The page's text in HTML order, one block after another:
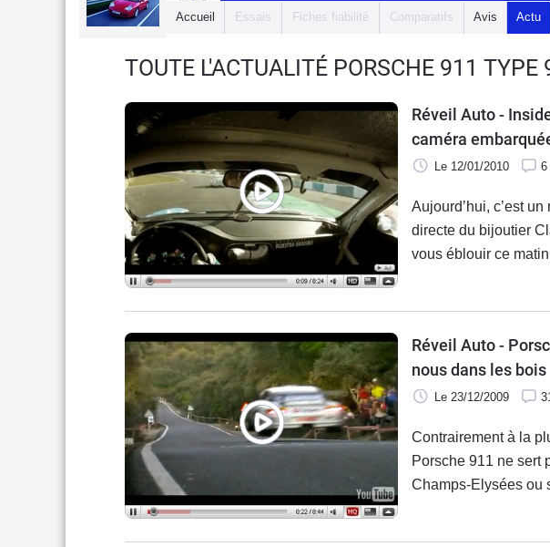
Accueil Essais Fiches fiabilité Comparatifs Avis Actu
TOUTE L'ACTUALITÉ PORSCHE 911 TYPE
Réveil Auto -
caméra
Le 12/01/2010 6
Aujourd’hui, c’est
directe du bijoutier
vous éblouir ce
Réveil Auto -
nous dans les bois
Le 23/12/2009
Contrairement à la
Porsche 911 ne sert
Champs-Elysées ou